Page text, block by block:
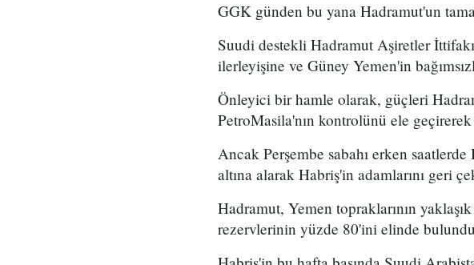
GGK günden bu yana Hadramut'un
Suudi destekli Hadramut Aşiretler
ilerleyişine ve Güney Yemen'in
Önleyici bir hamle olarak, güçleri
PetroMasila'nın kontrolünü ele
Ancak Perşembe sabahı erken
altına alarak Habriş'in adamlarını geri
Hadramut, Yemen topraklarının
rezervlerinin yüzde 80'ini elinde